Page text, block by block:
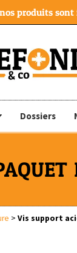
produits
Dossiers
> Vis support